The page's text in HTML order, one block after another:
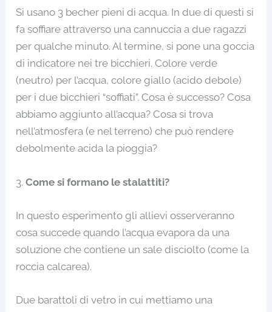
Si usano 3 becher pieni di acqua. In due di questi si
fa soffiare attraverso una cannuccia a due ragazzi
per qualche minuto. Al termine, si pone una goccia
di indicatore nei tre bicchieri. Colore verde
(neutro) per l’acqua, colore giallo (acido debole)
per i due bicchieri “soffiati”. Cosa è successo? Cosa
abbiamo aggiunto all’acqua? Cosa si trova
nell’atmosfera (e nel terreno) che può rendere
debolmente acida la pioggia?
3.Come si formano le stalattiti?
In questo esperimento gli allievi osserveranno
cosa succede quando l’acqua evapora da una
soluzione che contiene un sale disciolto (come la
roccia calcarea).
Due barattoli di vetro in cui mettiamo una